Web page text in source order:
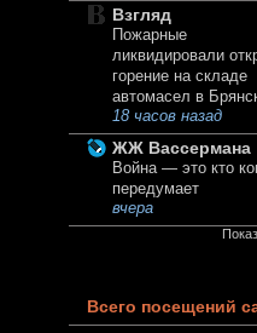
Взгляд
Пожарные
ликвидировали
горение на складе
автомасел в
18 часов назад
ЖЖ Вассермана
Война — это кто
передумает
вчера
Всего посещений